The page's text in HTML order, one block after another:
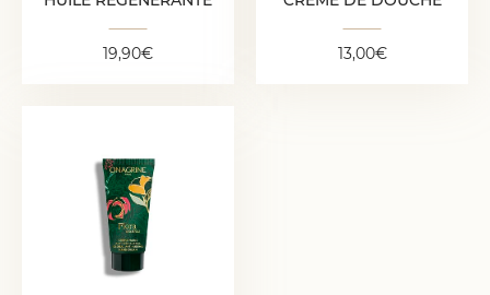
19,90€ 13,00€
CRÈME MAINS ANTI-
ÂGE GLOBAL